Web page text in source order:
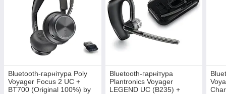
Bluetooth-гарнітура Poly
Voyager Focus 2 UC +
BT700 (Original 100%) by
Bluetooth-гарнітура
Plantronics Voyager
LEGEND UC (B235) +